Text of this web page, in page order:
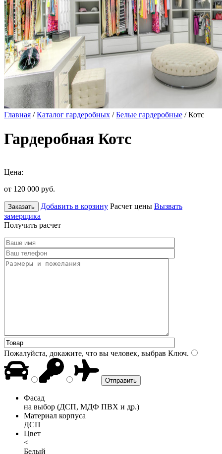
Главная /Каталог гардеробных /Белые гардеробные / Котс
Гардеробная Котс
Цена:
от 120 000 руб.
Заказать Добавить в корзину Расчет цены Вызвать
замерщика
Получить расчет
Пожалуйста, докажите, что вы человек, выбрав Ключ.
Фасад
на выбор (ДСП, МДФ ПВХ и др.)
Материал корпуса
ДСП
Цвет
<
Белый